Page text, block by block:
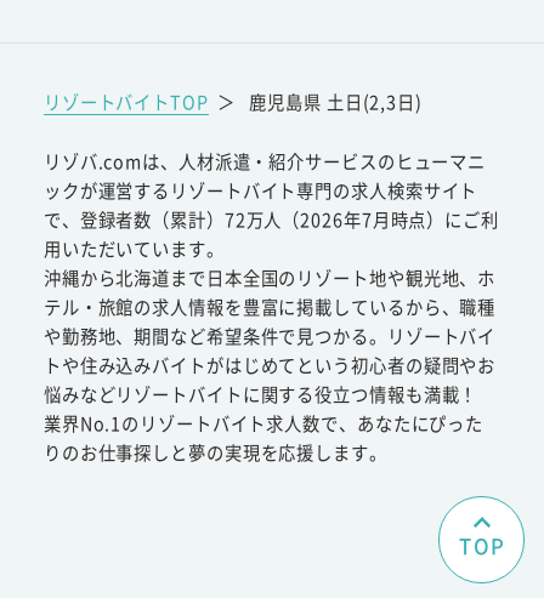
リゾートバイトTOP ＞ 鹿児島県 土日(2,3日)
リゾバ.comは、人材派遣・紹介サービスのヒューマニ
ックが運営するリゾートバイト専門の求人検索サイト
で、登録者数（累計）72万人（2026年7月時点）にご利
用いただいています。
沖縄から北海道まで日本全国のリゾート地や観光地、ホ
テル・旅館の求人情報を豊富に掲載しているから、職種
や勤務地、期間など希望条件で見つかる。リゾートバイ
トや住み込みバイトがはじめてという初心者の疑問やお
悩みなどリゾートバイトに関する役立つ情報も満載！
業界No.1のリゾートバイト求人数で、あなたにぴった
りのお仕事探しと夢の実現を応援します。
TOP